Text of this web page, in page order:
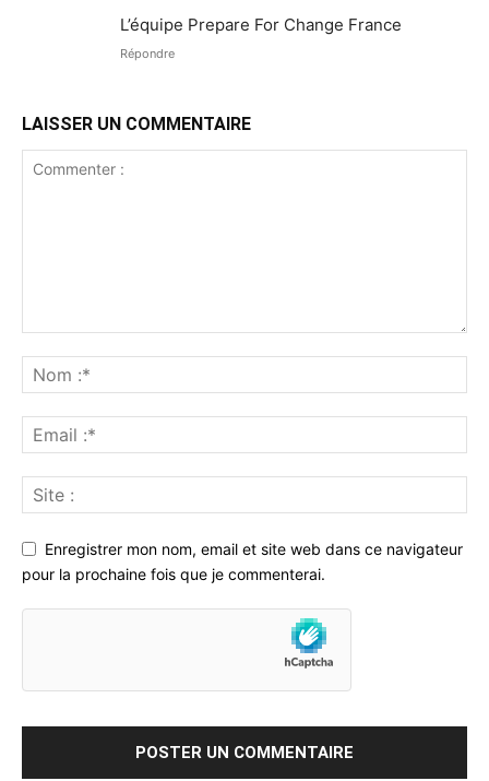
L’équipe Prepare For Change France
Répondre
LAISSER UN COMMENTAIRE
Enregistrer mon nom, email et site web dans ce navigateur
pour la prochaine fois que je commenterai.